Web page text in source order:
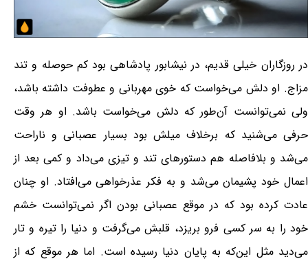
در روزگاران خیلی قدیم، در نیشابور پادشاهی بود کم حوصله و تند
مزاج. او دلش می‌خواست که خوی مهربانی و عطوفت داشته باشد،
ولی نمی‌توانست آن‌طور که دلش می‌خواست باشد. او هر وقت
حرفی می‌شنید که برخلاف میلش بود بسیار عصبانی و ناراحت
می‌شد و بلافاصله هم دستورهای تند و تیزی می‌داد و کمی بعد از
اعمال خود پشیمان می‌شد و به فکر عذرخواهی می‌افتاد. او چنان
عادت کرده بود که در موقع عصبانی بودن اگر نمی‌توانست خشم
خود را به سر کسی فرو بریزد، قلبش می‌گرفت و دنیا را تیره و تار
می‌دید مثل این‌که به پایان دنیا رسیده است. اما هر موقع که از